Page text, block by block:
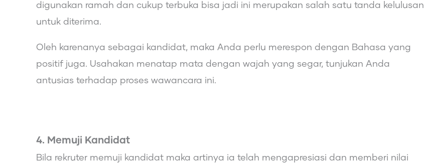
digunakan ramah dan cukup terbuka bisa jadi ini merupakan salah satu tanda kelulusan
untuk diterima.
Oleh karenanya sebagai kandidat, maka Anda perlu merespon dengan Bahasa yang
positif juga. Usahakan menatap mata dengan wajah yang segar, tunjukan Anda
antusias terhadap proses wawancara ini.
4. Memuji Kandidat
Bila rekruter memuji kandidat maka artinya ia telah mengapresiasi dan memberi nilai